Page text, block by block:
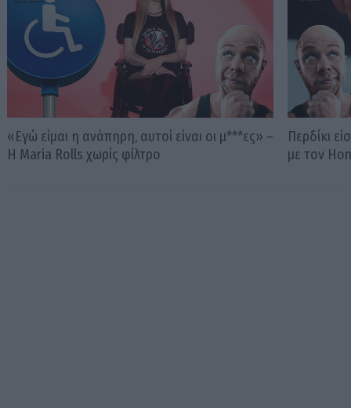
«Εγώ είμαι η ανάπηρη, αυτοί είναι οι μ***ες» –
Η Maria Rolls χωρίς φίλτρο
Περδίκι
με τον